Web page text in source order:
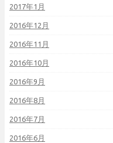
2017年1月
2016年12月
2016年11月
2016年10月
2016年9月
2016年8月
2016年7月
2016年6月